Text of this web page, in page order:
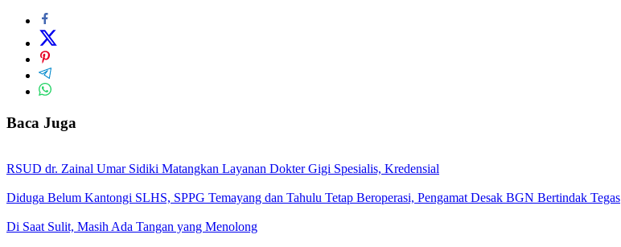
Baca Juga
RSUD dr. Zainal Umar Sidiki Matangkan Layanan Dokter Gigi Spesialis, Kredensial
Diduga Belum Kantongi SLHS, SPPG Temayang dan Tahulu Tetap Beroperasi, Pengamat Desak BGN Bertindak Tegas
Di Saat Sulit, Masih Ada Tangan yang Menolong